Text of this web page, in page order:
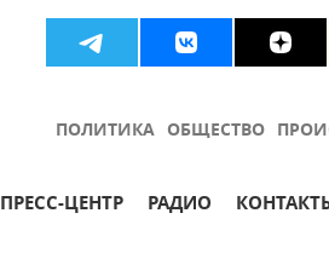
ПОЛИТИКА ОБЩЕСТВО
ПРЕСС-ЦЕНТР РАДИО